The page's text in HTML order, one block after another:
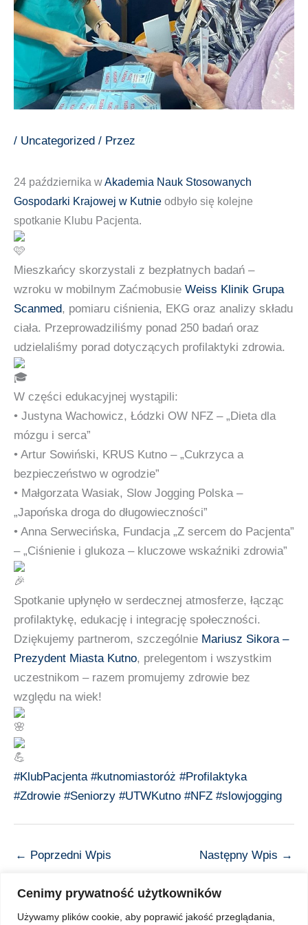
Cenimy prywatność użytkowników
Używamy plików cookie, aby poprawić jakość przeglądania,
/ Uncategorized / Przez
24 października wAkademia Nauk Stosowanych
Gospodarki Krajowej w Kutnie odbyło się kolejne
spotkanie Klubu Pacjenta.
Mieszkańcy skorzystali z bezpłatnych badań –
wzroku w mobilnym Zaćmobusie Weiss Klinik Grupa
Scanmed, pomiaru ciśnienia, EKG oraz analizy składu
ciała. Przeprowadziliśmy ponad 250 badań oraz
udzielaliśmy porad dotyczących profilaktyki zdrowia.
W części edukacyjnej wystąpili:
• Justyna Wachowicz, Łódzki OW NFZ – „Dieta dla
mózgu i serca”
• Artur Sowiński, KRUS Kutno – „Cukrzyca a
bezpieczeństwo w ogrodzie”
• Małgorzata Wasiak, Slow Jogging Polska –
„Japońska droga do długowieczności”
• Anna Serwecińska, Fundacja „Z sercem do Pacjenta”
– „Ciśnienie i glukoza – kluczowe wskaźniki zdrowia”
Spotkanie upłynęło w serdecznej atmosferze, łącząc
profilaktykę, edukację i integrację społeczności.
Dziękujemy partnerom, szczególnie Mariusz Sikora –
Prezydent Miasta Kutno, prelegentom i wszystkim
uczestnikom – razem promujemy zdrowie bez
względu na wiek!
#KlubPacjenta #kutnomiastoróż #Profilaktyka
#Zdrowie #Seniorzy #UTWKutno #NFZ #slowjogging
← Poprzedni Wpis Następny Wpis →